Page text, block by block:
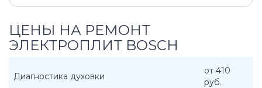
ЦЕНЫ НА РЕМОНТ
ЭЛЕКТРОПЛИТ BOSCH
Диагностика духовки
от 410
руб.